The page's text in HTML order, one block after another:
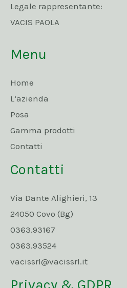
Legale rappresentante:
VACIS PAOLA
Menu
Home
L’azienda
Posa
Gamma prodotti
Contatti
Contatti
Via Dante Alighieri, 13
24050 Covo (Bg)
0363.93167
0363.93524
vacissrl@vacissrl.it